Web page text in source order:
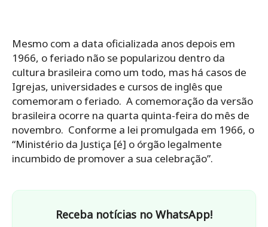
Mesmo com a data oficializada anos depois em
1966, o feriado não se popularizou dentro da
cultura brasileira como um todo, mas há casos de
Igrejas, universidades e cursos de inglês que
comemoram o feriado. A comemoração da versão
brasileira ocorre na quarta quinta-feira do mês de
novembro. Conforme a lei promulgada em 1966, o
“Ministério da Justiça [é] o órgão legalmente
incumbido de promover a sua celebração”.
Receba notícias no WhatsApp!